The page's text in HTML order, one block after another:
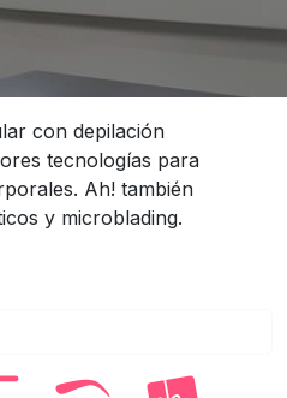
con depilación
tecnologías para
Ah! también
y microblading.